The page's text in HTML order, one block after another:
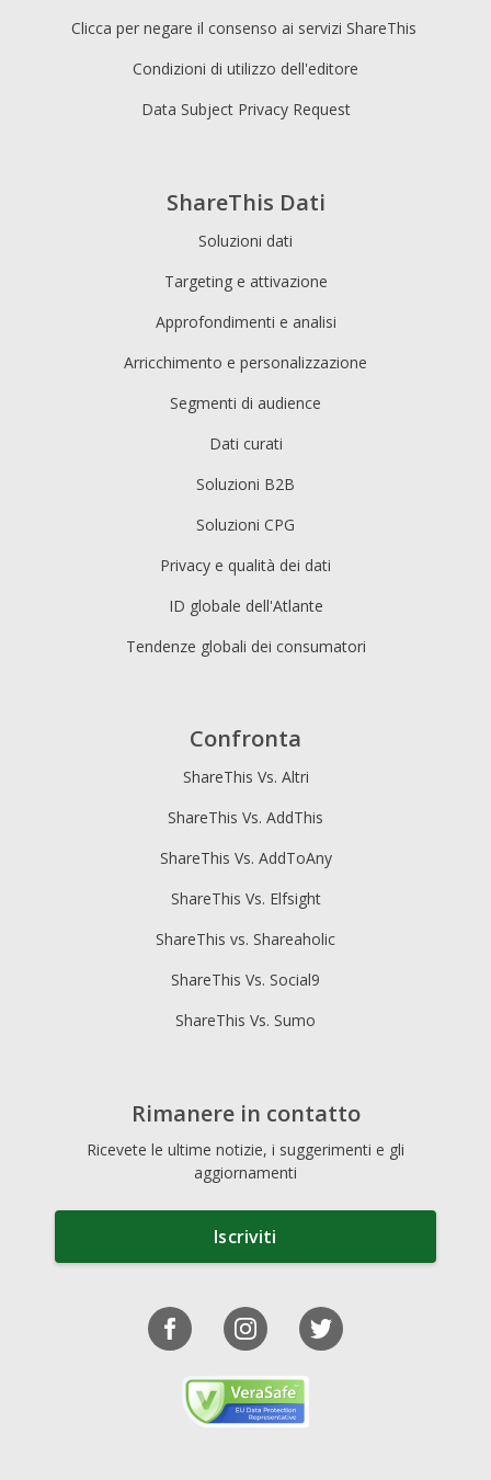
ShareThis Dati
Soluzioni dati
Targeting e attivazione
Approfondimenti e analisi
Arricchimento e personalizzazione
Segmenti di audience
Dati curati
Soluzioni B2B
Soluzioni CPG
Privacy e qualità dei dati
ID globale dell'Atlante
Tendenze globali dei consumatori
Clicca per negare il consenso ai servizi ShareThis
Condizioni di utilizzo dell'editore
Data Subject Privacy Request
Confronta
ShareThis Vs. Altri
ShareThis Vs. AddThis
ShareThis Vs. AddToAny
ShareThis Vs. Elfsight
ShareThis vs. Shareaholic
ShareThis Vs. Social9
ShareThis Vs. Sumo
Rimanere in contatto
Ricevete le ultime notizie, i suggerimenti e gli
aggiornamenti
Iscriviti